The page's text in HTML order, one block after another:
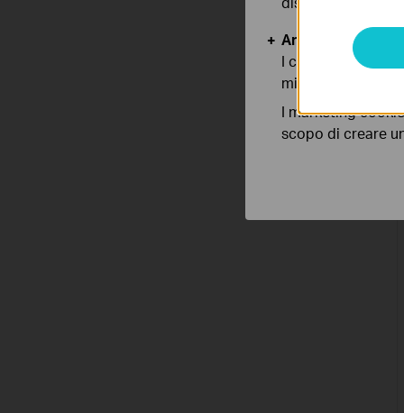
Analytics e
I cookies analitici
migliorarne le
I marketing
scopo di creare